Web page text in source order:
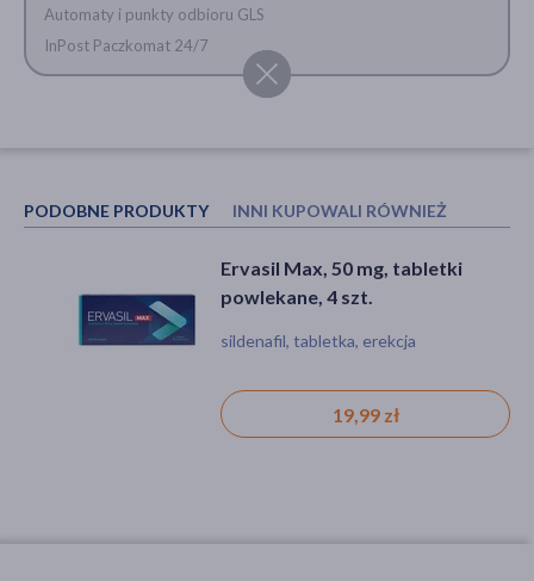
Automaty i punkty odbioru GLS
InPost Paczkomat 24/7
PODOBNE PRODUKTY INNI KUPOWALI RÓWNIEŻ
Ervasil Max, 50 mg, tabletki
powlekane, 4 szt.
sildenafil, tabletka, erekcja
19,99 zł
Tadalafil Maxigra, 10 mg,
tabletki powlekane, 4 szt.
tadalafil, tabletka, erekcja
25,99 zł
Tadalafil Sandoz, 10 mg, tabletki
powlekane, 4 szt.
tadalafil, tabletka, erekcja
19,99 zł